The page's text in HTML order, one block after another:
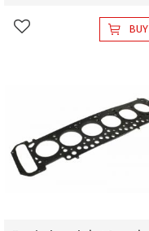
Add to favorites BUY